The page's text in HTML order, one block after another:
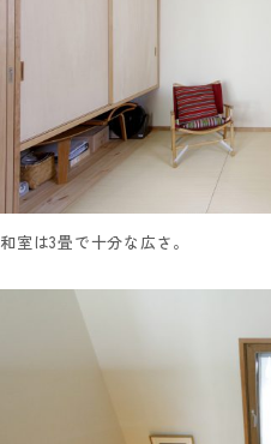
和室は3畳で十分な広さ。